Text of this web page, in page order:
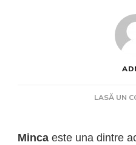
LASĂ UN
Minca este una dintre